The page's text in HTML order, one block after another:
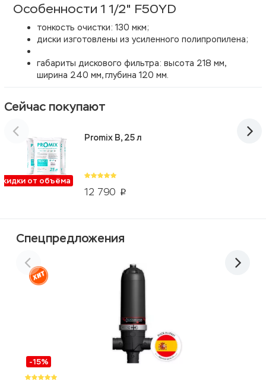
Особенности 1 1/2" F50YD
тонкость очистки: 130 мкм;
диски изготовлены из усиленного полипропилена;
габариты дискового фильтра: высота 218 мм,
ширина 240 мм, глубина 120 мм.
Сейчас покупают
от объёма
12 790 p
Promix B, 25 л
Спецпредложения
-15%